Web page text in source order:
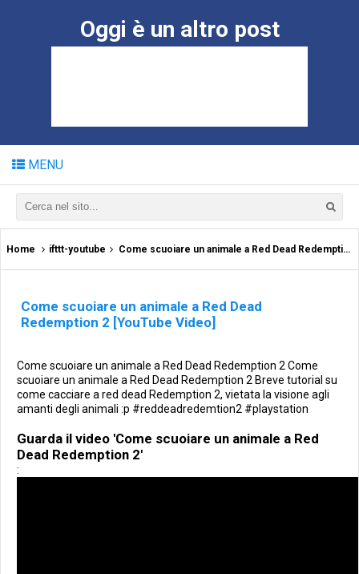
Oggi è un altro post
MENU
Home ifttt-youtube Come scuoiare un animale a Red Dead Redemption 2 [YouTube Video]
Come scuoiare un animale a Red Dead
Redemption 2 [YouTube Video]
Come scuoiare un animale a Red Dead Redemption 2 Come
scuoiare un animale a Red Dead Redemption 2 Breve tutorial su
come cacciare a red dead Redemption 2, vietata la visione agli
amanti degli animali :p #reddeadredemtion2 #playstation
Guarda il video 'Come scuoiare un animale a Red
Dead Redemption 2'
: